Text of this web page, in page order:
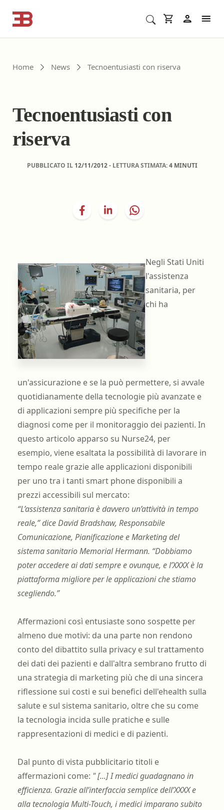
Home News Tecnoentusiasti con riserva
Tecnoentusiasti con
riserva
PUBBLICATO IL 12/11/2012- LETTURA STIMATA:4 MINUTI
Negli Stati Uniti
l'assistenza
sanitaria, per
chi ha
un'assicurazione e se la può permettere, si avvale
quotidianamente della tecnologie più avanzate e
di applicazioni sempre più specifiche per la
diagnosi come per il monitoraggio dei pazienti. In
questo articolo apparso su Nurse24, per
esempio, viene esaltata la possibilità di lavorare in
tempo reale grazie alle applicazioni disponibili
per uno tra i tanti smart phone disponibili a
prezzi accessibili sul mercato:
“L’assistenza sanitaria è davvero un’attività in tempo
reale,” dice David Bradshaw, Responsabile
Comunicazione, Pianificazione e Marketing del
sistema sanitario Memorial Hermann. “Dobbiamo
poter accedere ai dati sempre e ovunque, e l’XXXX è la
piattaforma migliore per le applicazioni che stiamo
scegliendo.”
Affermazioni così entusiaste sono sospette per
almeno due motivi: da una parte non rendono
conto del dibattito sulla privacy e sul trattamento
dei dati dei pazienti e dall'altra sembrano frutto di
una strategia di marketing più che di una sincera
riflessione sui costi e sui benefici dell'ehealth sulla
salute e sul sistema sanitario, oltre che su come
la tecnologia incida sulle pratiche e sulle
rappresentazioni di medici e di pazienti.
Dal punto di vista pubblicitario titoli e
affermazioni come: " [...] I medici guadagnano in
efficienza. Grazie all’interfaccia semplice dell’XXXX e
alla tecnologia Multi-Touch, i medici imparano subito